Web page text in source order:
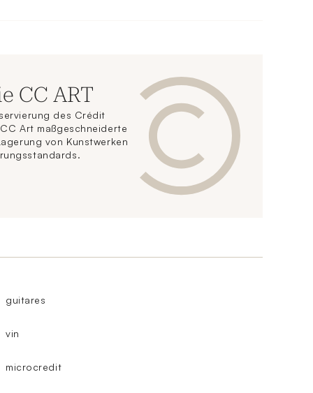
CC ART
des Crédit
Art maßgeschneiderte
von Kunstwerken
guitares
vin
microcredit